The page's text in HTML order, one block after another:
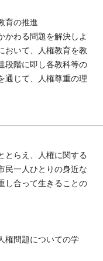
育の推進
わる問題を解決しよ
おいて、人権教育を教
段階に即し各教科等の
通じて、人権尊重の理
らえ、人権に関する
民一人ひとりの身近な
し合って生きることの
権問題についての学